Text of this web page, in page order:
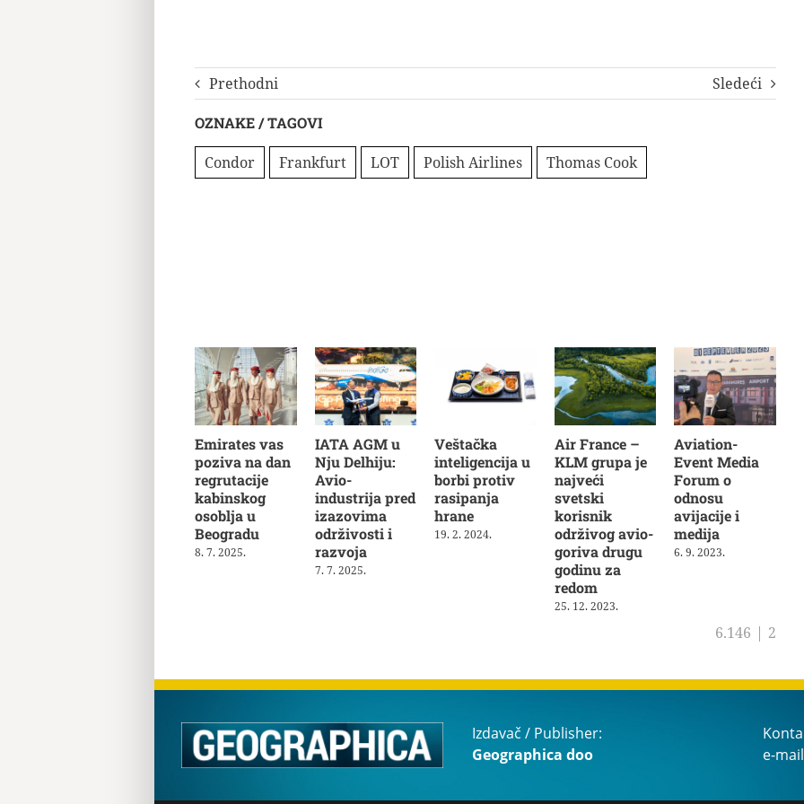
Prethodni Sledeći
OZNAKE / TAGOVI
Condor Frankfurt LOT Polish Airlines Thomas Cook
Emirates vas
poziva na dan
regrutacije
kabinskog
osoblja u
Beogradu
8. 7. 2025.
IATA AGM u
Nju Delhiju:
Avio-
industrija pred
izazovima
održivosti i
razvoja
7. 7. 2025.
Veštačka
inteligencija u
borbi protiv
rasipanja
hrane
19. 2. 2024.
Air France –
KLM grupa je
najveći
svetski
korisnik
održivog avio-
goriva drugu
godinu za
redom
25. 12. 2023.
Aviation-
Event Media
Forum o
odnosu
avijacije i
medija
6. 9. 2023.
6.146 | 2
Izdavač / Publisher:
Geographica doo
e-